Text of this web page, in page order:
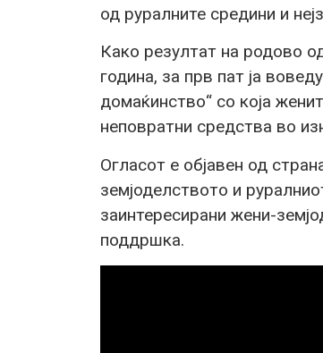
од руралните средини и
Како резултат на родово
година, за прв пат ја
домаќинство“ со која
неповратни средства во
Огласот е објавен од
земјоделството и
заинтересирани жени-
поддршка.